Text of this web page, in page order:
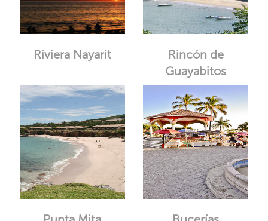
Riviera Nayarit
Rincón de
Guayabitos